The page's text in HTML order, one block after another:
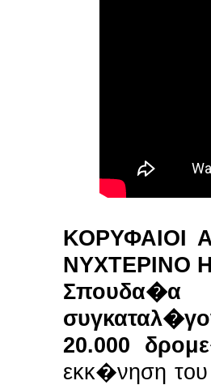
ΚΟΡΥΦΑΙΟΙ
ΝΥΧΤΕΡΙΝΟ
Σπουδα�α
20.000
εκκ�νηση του